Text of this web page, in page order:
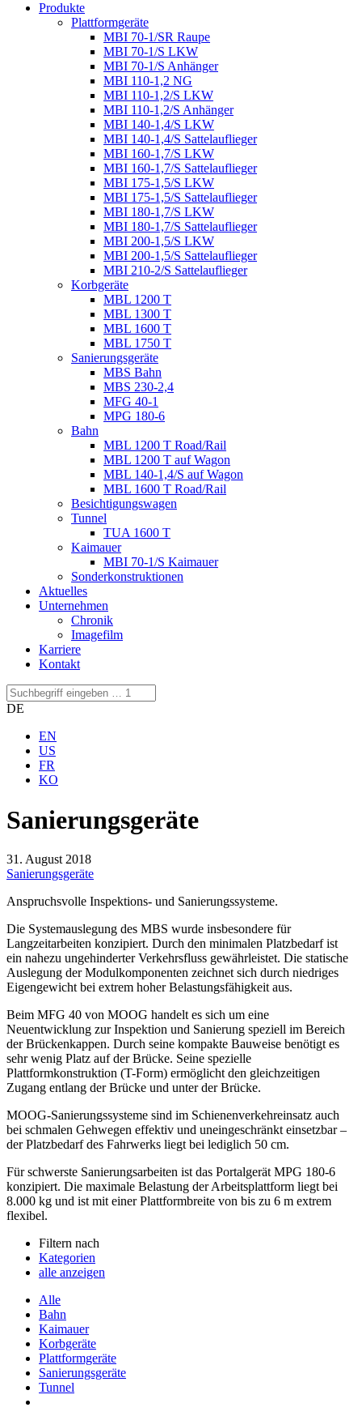
Produkte
Plattformgeräte
MBI 70-1/SR Raupe
MBI 70-1/S LKW
MBI 70-1/S Anhänger
MBI 110-1,2 NG
MBI 110-1,2/S LKW
MBI 110-1,2/S Anhänger
MBI 140-1,4/S LKW
MBI 140-1,4/S Sattelauflieger
MBI 160-1,7/S LKW
MBI 160-1,7/S Sattelauflieger
MBI 175-1,5/S LKW
MBI 175-1,5/S Sattelauflieger
MBI 180-1,7/S LKW
MBI 180-1,7/S Sattelauflieger
MBI 200-1,5/S LKW
MBI 200-1,5/S Sattelauflieger
MBI 210-2/S Sattelauflieger
Korbgeräte
MBL 1200 T
MBL 1300 T
MBL 1600 T
MBL 1750 T
Sanierungsgeräte
MBS Bahn
MBS 230-2,4
MFG 40-1
MPG 180-6
Bahn
MBL 1200 T Road/Rail
MBL 1200 T auf Wagon
MBL 140-1,4/S auf Wagon
MBL 1600 T Road/Rail
Besichtigungswagen
Tunnel
TUA 1600 T
Kaimauer
MBI 70-1/S Kaimauer
Sonderkonstruktionen
Aktuelles
Unternehmen
Chronik
Imagefilm
Karriere
Kontakt
DE
EN
US
FR
KO
Sanierungsgeräte
31. August 2018
Sanierungsgeräte
Anspruchsvolle Inspektions- und Sanierungssysteme.
Die Systemauslegung des MBS wurde insbesondere für
Langzeitarbeiten konzipiert. Durch den minimalen Platzbedarf ist
ein nahezu ungehinderter Verkehrsfluss gewährleistet. Die statische
Auslegung der Modulkomponenten zeichnet sich durch niedriges
Eigengewicht bei extrem hoher Belastungsfähigkeit aus.
Beim MFG 40 von MOOG handelt es sich um eine
Neuentwicklung zur Inspektion und Sanierung speziell im Bereich
der Brückenkappen. Durch seine kompakte Bauweise benötigt es
sehr wenig Platz auf der Brücke. Seine spezielle
Plattformkonstruktion (T-Form) ermöglicht den gleichzeitigen
Zugang entlang der Brücke und unter der Brücke.
MOOG-Sanierungssysteme sind im Schienenverkehreinsatz auch
bei schmalen Gehwegen effektiv und uneingeschränkt einsetzbar –
der Platzbedarf des Fahrwerks liegt bei lediglich 50 cm.
Für schwerste Sanierungsarbeiten ist das Portalgerät MPG 180-6
konzipiert. Die maximale Belastung der Arbeitsplattform liegt bei
8.000 kg und ist mit einer Plattformbreite von bis zu 6 m extrem
flexibel.
Filtern nach
Kategorien
alle anzeigen
Alle
Bahn
Kaimauer
Korbgeräte
Plattformgeräte
Sanierungsgeräte
Tunnel